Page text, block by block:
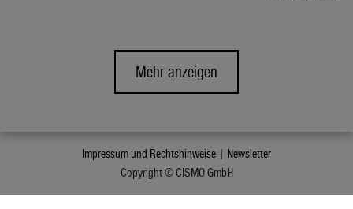
Mehr anzeigen
Impressum und Rechtshinweise | Newsletter
Copyright © CISMO GmbH